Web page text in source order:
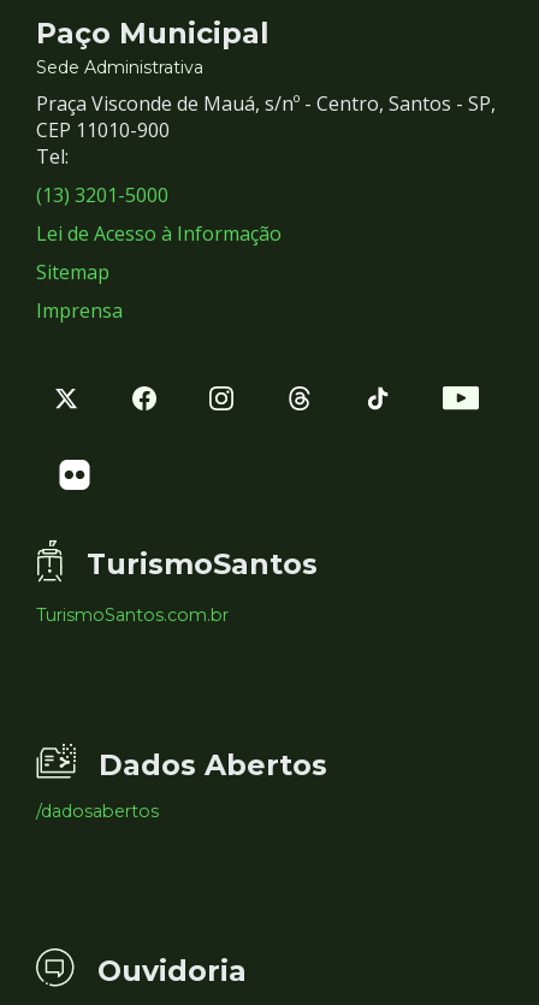
Contato
e
Redes
Sociais
Paço Municipal
Sede Administrativa
Praça Visconde de Mauá, s/nº - Centro, Santos - SP,
CEP 11010-900
Tel:
(13) 3201-5000
Lei de Acesso à Informação
Sitemap
Imprensa
TurismoSantos
TurismoSantos.com.br
Dados Abertos
/dadosabertos
Ouvidoria